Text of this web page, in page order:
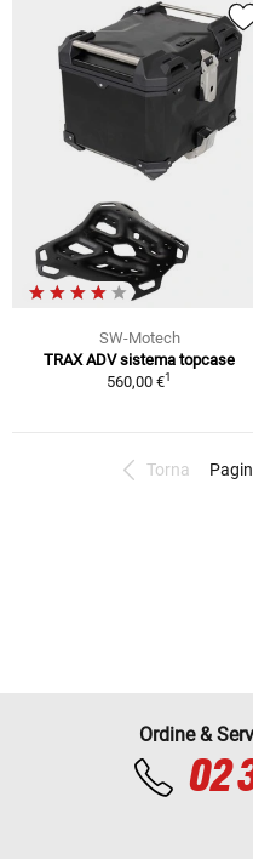
SW-Motech
TRAX ADV sistema topcase
560,00 €1
Torna
Ordine &
02